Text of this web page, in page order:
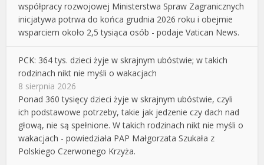
współpracy rozwojowej Ministerstwa Spraw Zagranicznych
inicjatywa potrwa do końca grudnia 2026 roku i obejmie
wsparciem około 2,5 tysiąca osób - podaje Vatican News.
PCK: 364 tys. dzieci żyje w skrajnym ubóstwie; w takich
rodzinach nikt nie myśli o wakacjach
8 sierpnia 2026
Ponad 360 tysięcy dzieci żyje w skrajnym ubóstwie, czyli
ich podstawowe potrzeby, takie jak jedzenie czy dach nad
głową, nie są spełnione. W takich rodzinach nikt nie myśli o
wakacjach - powiedziała PAP Małgorzata Szukała z
Polskiego Czerwonego Krzyża.